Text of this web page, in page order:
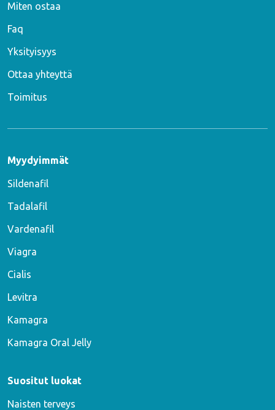
Miten ostaa
Faq
Yksityisyys
Ottaa yhteyttä
Toimitus
Myydyimmät
Sildenafil
Tadalafil
Vardenafil
Viagra
Cialis
Levitra
Kamagra
Kamagra Oral Jelly
Suositut luokat
Naisten terveys